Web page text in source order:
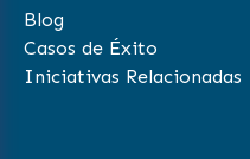
Blog
Casos de Éxito
Iniciativas Relacionadas